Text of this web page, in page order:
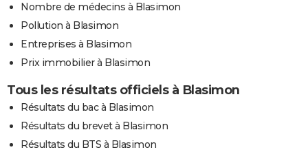
Nombre de médecins à Blasimon
Pollution à Blasimon
Entreprises à Blasimon
Prix immobilier à Blasimon
Tous les résultats officiels à Blasimon
Résultats du bac à Blasimon
Résultats du brevet à Blasimon
Résultats du BTS à Blasimon